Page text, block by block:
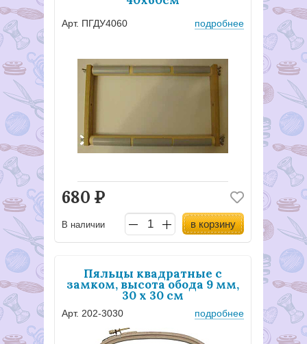
Арт. ПГДУ4060 подробнее
680 Р
В наличии в корзину
Пяльцы квадратные с
замком, высота обода 9 мм,
30 х 30 см
Арт. 202-3030 подробнее